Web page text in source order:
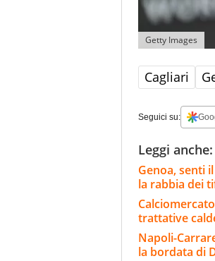
Getty Images
Cagliari
Seguici su:
Leggi anche:
Genoa, senti
la rabbia dei
trattative
Napoli-
la bordata di